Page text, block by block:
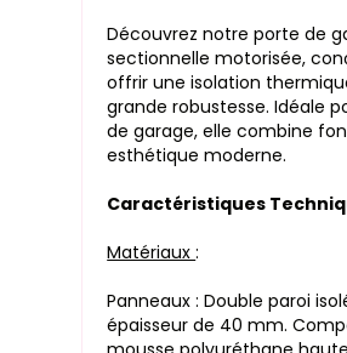
Découvrez notre porte de
sectionnelle motorisée,
offrir une isolation
grande robustesse. Idéale
de garage, elle combine
esthétique moderne.
Caractéristiques
Matériaux:
Panneaux : Double paroi
épaisseur de 40 mm.